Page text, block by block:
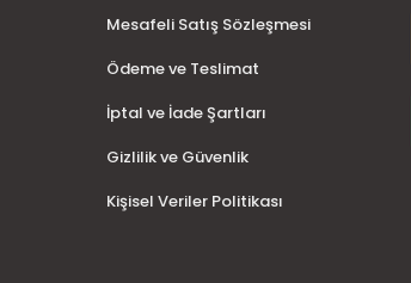
Mesafeli Satış Sözleşmesi
Ödeme ve Teslimat
İptal ve İade Şartları
Gizlilik ve Güvenlik
Kişisel Veriler Politikası